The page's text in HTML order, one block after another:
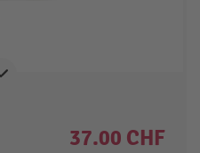
37.00 CHF